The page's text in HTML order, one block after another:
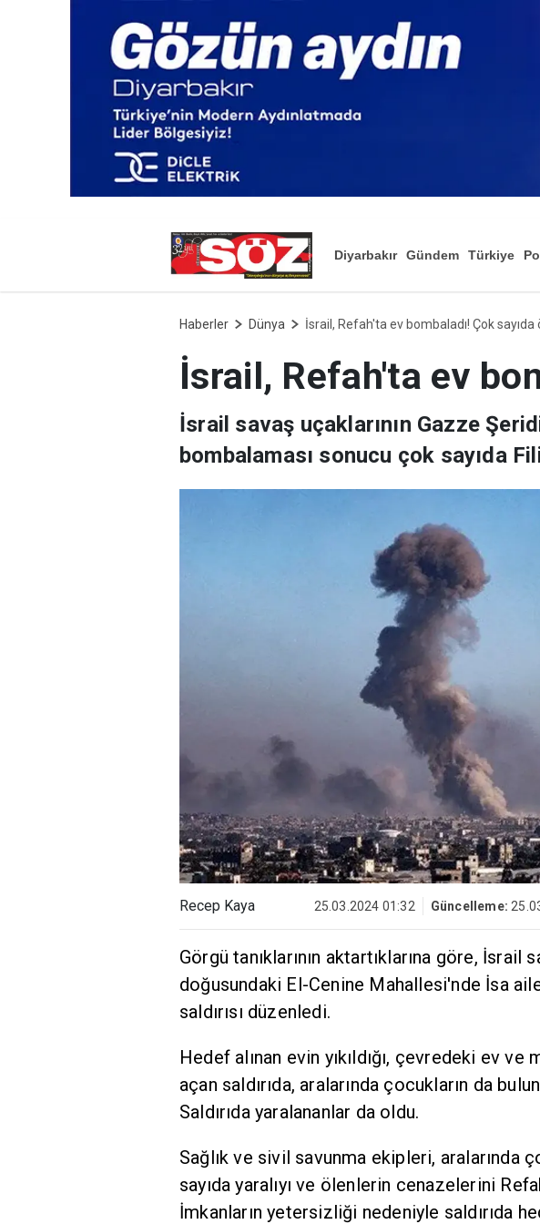
Diyarbakır Gündem Türkiye
Haberler Dünya İsrail, Refah'ta ev bombaladı! Çok sayıda
İsrail, Refah'ta ev
İsrail savaş uçaklarının Gazze
bombalaması sonucu çok sayıda
Recep Kaya 25.03.2024 01:32 Güncelleme:
Görgü tanıklarının aktartıklarına göre, İsrail
doğusundaki El-Cenine Mahallesi'nde İsa
saldırısı düzenledi.
Hedef alınan evin yıkıldığı, çevredeki ev
açan saldırıda, aralarında çocukların da
Saldırıda yaralananlar da oldu.
Sağlık ve sivil savunma ekipleri, aralarında
sayıda yaralıyı ve ölenlerin cenazelerini
İmkanların yetersizliği nedeniyle saldırıda